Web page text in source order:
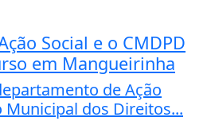
Social e o CMDPD
em Mangueirinha
de Ação
Municipal dos Direitos...